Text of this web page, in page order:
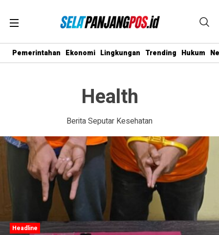
Pemerintahan Ekonomi Lingkungan Trending Hukum
Health
Berita Seputar Kesehatan
Headline